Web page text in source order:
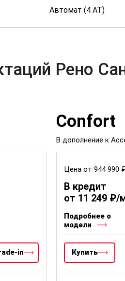
Автомат (4 AT)
Рено
in
Confort
В дополнение к
Цена от 944 990
В кредит
от 11 249 ₽/
Подробнее о
модели
Купить